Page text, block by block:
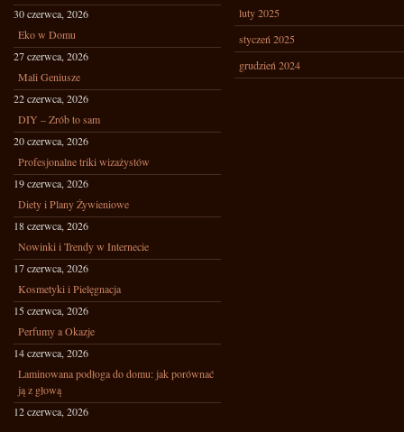
30 czerwca, 2026
Eko w Domu
27 czerwca, 2026
Mali Geniusze
22 czerwca, 2026
DIY – Zrób to sam
20 czerwca, 2026
Profesjonalne triki wizażystów
19 czerwca, 2026
Diety i Plany Żywieniowe
18 czerwca, 2026
Nowinki i Trendy w Internecie
17 czerwca, 2026
Kosmetyki i Pielęgnacja
15 czerwca, 2026
Perfumy a Okazje
14 czerwca, 2026
Laminowana podłoga do domu: jak porównać
ją z głową
12 czerwca, 2026
luty 2025
styczeń 2025
grudzień 2024